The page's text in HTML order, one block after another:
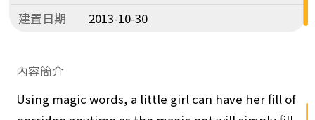
建置日期
2013-10-30
內容簡介
Using magic words, a little girl can have her fill of